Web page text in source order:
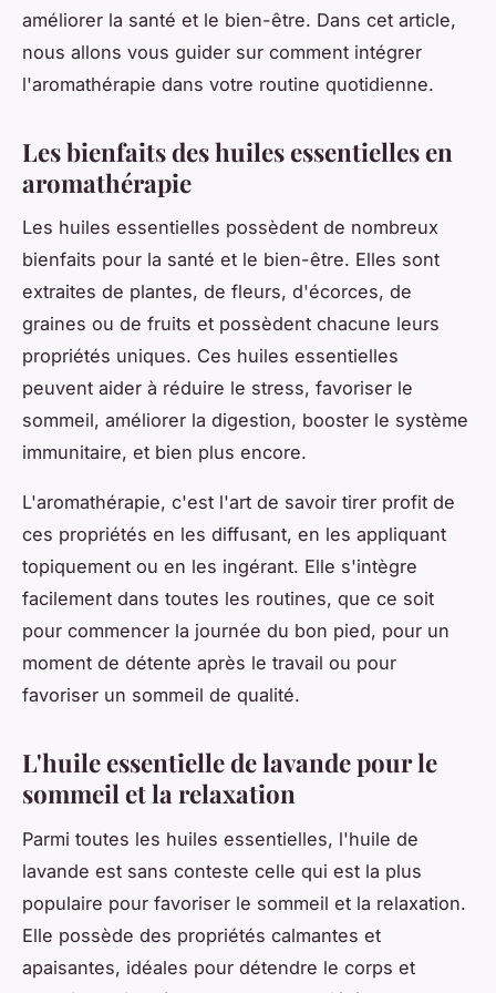
améliorer la santé et le bien-être. Dans cet article,
nous allons vous guider sur comment intégrer
l'aromathérapie dans votre routine quotidienne.
Les bienfaits des huiles essentielles en
aromathérapie
Les huiles essentielles possèdent de nombreux
bienfaits pour la santé et le bien-être. Elles sont
extraites de plantes, de fleurs, d'écorces, de
graines ou de fruits et possèdent chacune leurs
propriétés uniques. Ces huiles essentielles
peuvent aider à réduire le stress, favoriser le
sommeil, améliorer la digestion, booster le système
immunitaire, et bien plus encore.
L'aromathérapie, c'est l'art de savoir tirer profit de
ces propriétés en les diffusant, en les appliquant
topiquement ou en les ingérant. Elle s'intègre
facilement dans toutes les routines, que ce soit
pour commencer la journée du bon pied, pour un
moment de détente après le travail ou pour
favoriser un sommeil de qualité.
L'huile essentielle de lavande pour le
sommeil et la relaxation
Parmi toutes les huiles essentielles, l'huile de
lavande est sans conteste celle qui est la plus
populaire pour favoriser le sommeil et la relaxation.
Elle possède des propriétés calmantes et
apaisantes, idéales pour détendre le corps et